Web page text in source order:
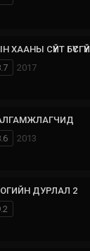
ХААНЫ СҮЙТ БҮСГҮЙ
2017
2013
ДУРЛАЛ 2